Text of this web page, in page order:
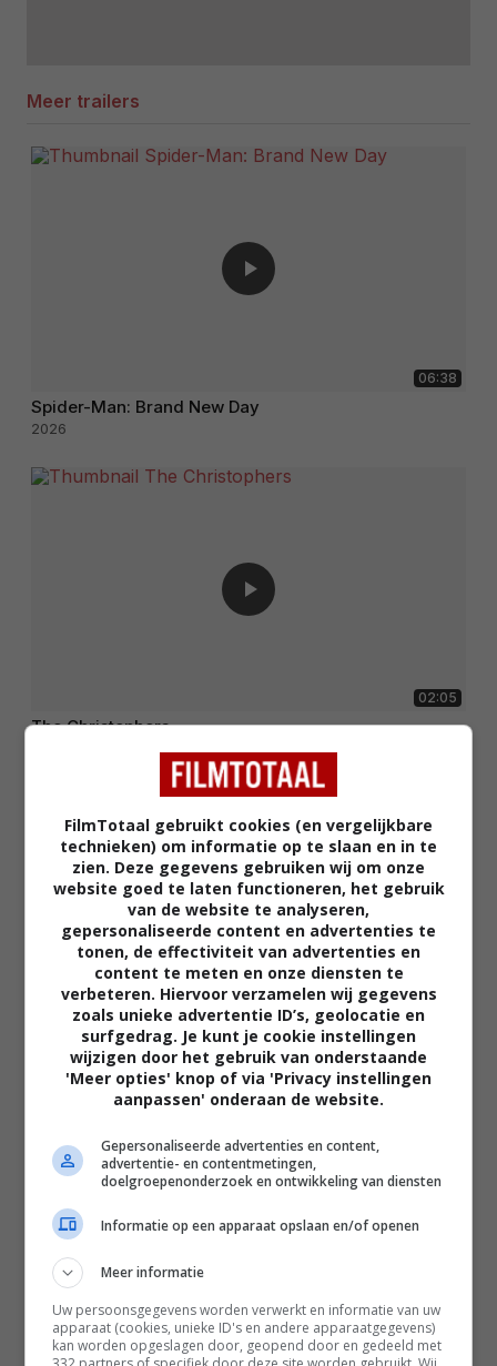
Meer trailers
06:38
Spider-Man: Brand New Day
2026
02:05
The Christophers
02:40
The Uprising
FilmTotaal gebruikt cookies (en vergelijkbare
technieken) om informatie op te slaan en in te
zien. Deze gegevens gebruiken wij om onze
website goed te laten functioneren, het gebruik
van de website te analyseren,
gepersonaliseerde content en advertenties te
tonen, de effectiviteit van advertenties en
content te meten en onze diensten te
verbeteren. Hiervoor verzamelen wij gegevens
zoals unieke advertentie ID’s, geolocatie en
surfgedrag. Je kunt je cookie instellingen
wijzigen door het gebruik van onderstaande
'Meer opties' knop of via 'Privacy instellingen
aanpassen' onderaan de website.
Gepersonaliseerde advertenties en content,
advertentie- en contentmetingen,
doelgroepenonderzoek en ontwikkeling van diensten
Informatie op een apparaat opslaan en/of openen
Meer informatie
Uw persoonsgegevens worden verwerkt en informatie van uw
apparaat (cookies, unieke ID's en andere apparaatgegevens)
kan worden opgeslagen door, geopend door en gedeeld met